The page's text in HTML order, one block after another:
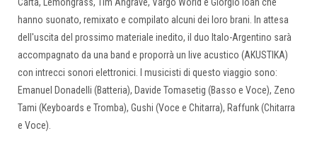
hanno suonato, remixato e compilato alcuni dei loro brani. In attesa
dell'uscita del prossimo materiale inedito, il duo Italo-Argentino sarà
accompagnato da una band e proporrà un live acustico (AKUSTIKA)
con intrecci sonori elettronici. I musicisti di questo viaggio sono:
Emanuel Donadelli (Batteria), Davide Tomasetig (Basso e Voce), Zeno
Tami (Keyboards e Tromba), Gushi (Voce e Chitarra), Raffunk (Chitarra
e Voce).